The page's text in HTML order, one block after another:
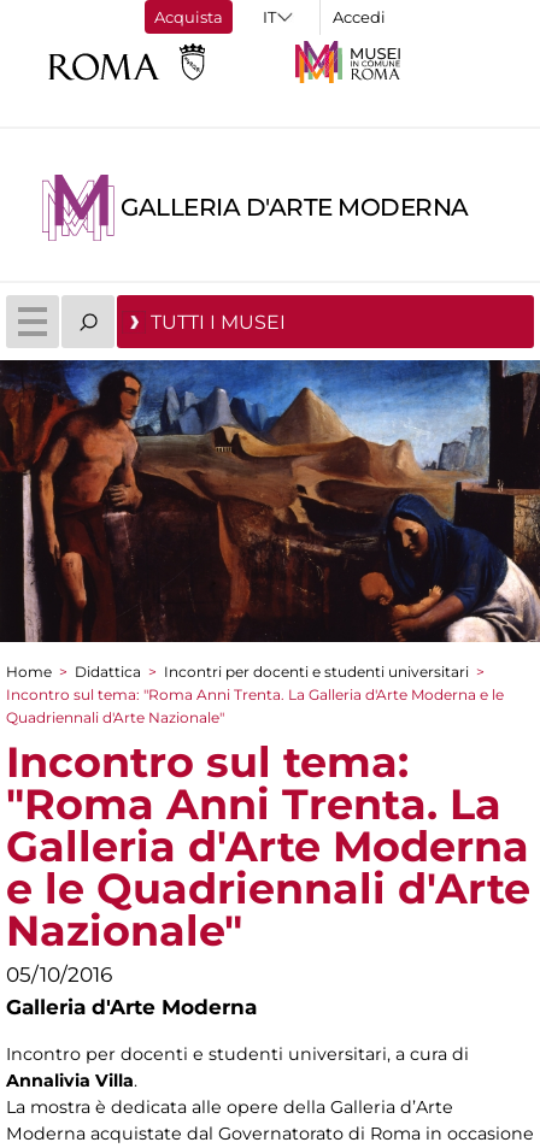
Acquista Accedi
GALLERIA D'ARTE MODERNA
TUTTI I MUSEI
Tu sei qui
Home > Didattica > Incontri per docenti e studenti universitari >
Incontro sul tema: "Roma Anni Trenta. La Galleria d'Arte Moderna e le
Quadriennali d'Arte Nazionale"
Incontro sul tema:
"Roma Anni Trenta. La
Galleria d'Arte Moderna
e le Quadriennali d'Arte
Nazionale"
05/10/2016
Galleria d'Arte Moderna
Incontro per docenti e studenti universitari, a cura di
Annalivia Villa.
La mostra è dedicata alle opere della Galleria d’Arte
Moderna acquistate dal Governatorato di Roma in occasione